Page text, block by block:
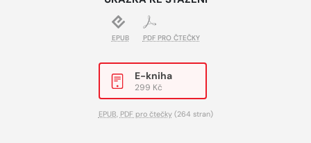
EPUB PDF PRO ČTEČKY
E-kniha
299 Kč
EPUB, PDF pro čtečky(264 stran)